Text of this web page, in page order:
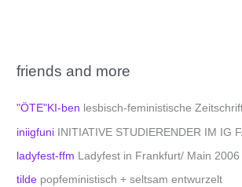
friends and more
"ÖTE"KI-ben lesbisch-feministische
iniigfuni INITIATIVE STUDIERENDER IM IG
ladyfest-ffm Ladyfest in Frankfurt/ Main 2006
tilde popfeministisch + seltsam entwurzelt